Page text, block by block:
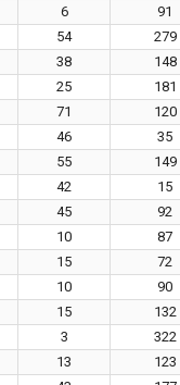
6 91
54 279
38 148
25 181
71 120
46 35
55 149
42 15
45 92
10 87
15 72
10 90
15 132
3 322
13 123